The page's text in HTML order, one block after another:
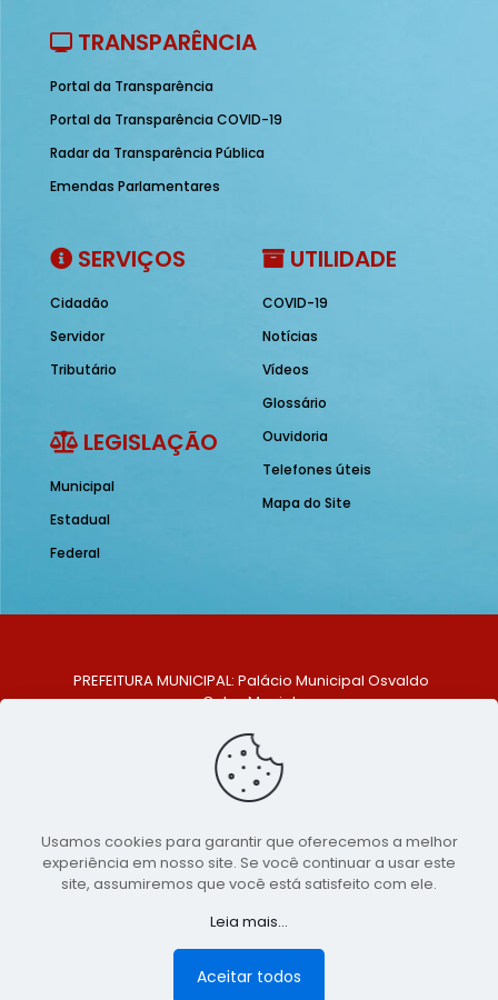
TRANSPARÊNCIA
Portal da Transparência
Portal da Transparência COVID-19
Radar da Transparência Pública
Emendas Parlamentares
SERVIÇOS
Cidadão
Servidor
Tributário
LEGISLAÇÃO
Municipal
Estadual
Federal
UTILIDADE
COVID-19
Notícias
Vídeos
Glossário
Ouvidoria
Telefones úteis
Mapa do Site
PREFEITURA MUNICIPAL: Palácio Municipal Osvaldo
Celso Maciel
Centro, São Bento do Una - PE. CEP: 553370-128
TELEFONE: (81) 99548-1569
E-MAIL: ouvidoria@saobentodouna.pe.gov.br
Copyright 2021-2026 - Assessoria de Comunicação da
Prefeitura de São Bento do Una - PE
publicidadeLumusWeb - Agência Digital
Usamos cookies para garantir que oferecemos a melhor
experiência em nosso site. Se você continuar a usar este
site, assumiremos que você está satisfeito com ele.
Leia mais...
Aceitar todos